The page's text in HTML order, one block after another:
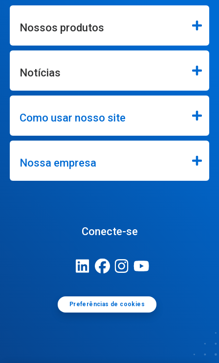
Nossos produtos
Notícias
Como usar nosso site
Nossa empresa
Conecte-se
Preferências de cookies